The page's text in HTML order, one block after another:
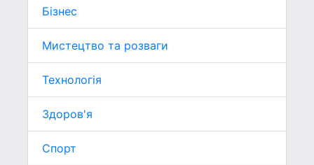
Бізнес
Мистецтво та розваги
Технологія
Здоров'я
Спорт